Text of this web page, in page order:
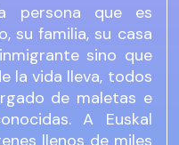
persona que es
su familia, su casa
sino que
la vida lleva, todos
de maletas e
A Euskal
llenos de miles